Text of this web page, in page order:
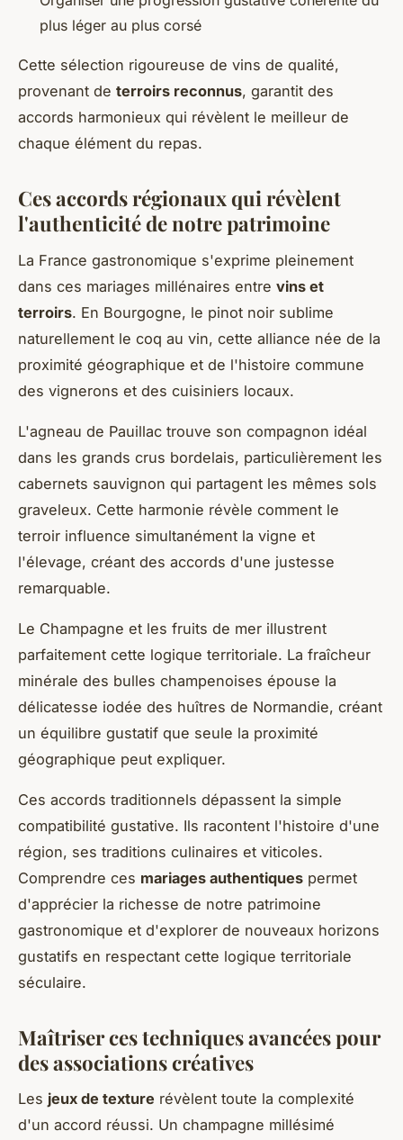
plus léger au plus corsé
Cette sélection rigoureuse de vins de qualité,
provenant de terroirs reconnus, garantit des
accords harmonieux qui révèlent le meilleur de
chaque élément du repas.
Ces accords régionaux qui révèlent
l'authenticité de notre patrimoine
La France gastronomique s'exprime pleinement
dans ces mariages millénaires entre vins et
terroirs. En Bourgogne, le pinot noir sublime
naturellement le coq au vin, cette alliance née de la
proximité géographique et de l'histoire commune
des vignerons et des cuisiniers locaux.
L'agneau de Pauillac trouve son compagnon idéal
dans les grands crus bordelais, particulièrement les
cabernets sauvignon qui partagent les mêmes sols
graveleux. Cette harmonie révèle comment le
terroir influence simultanément la vigne et
l'élevage, créant des accords d'une justesse
remarquable.
Le Champagne et les fruits de mer illustrent
parfaitement cette logique territoriale. La fraîcheur
minérale des bulles champenoises épouse la
délicatesse iodée des huîtres de Normandie, créant
un équilibre gustatif que seule la proximité
géographique peut expliquer.
Ces accords traditionnels dépassent la simple
compatibilité gustative. Ils racontent l'histoire d'une
région, ses traditions culinaires et viticoles.
Comprendre ces mariages authentiques permet
d'apprécier la richesse de notre patrimoine
gastronomique et d'explorer de nouveaux horizons
gustatifs en respectant cette logique territoriale
séculaire.
Maîtriser ces techniques avancées pour
des associations créatives
Les jeux de texture révèlent toute la complexité
d'un accord réussi. Un champagne millésimé